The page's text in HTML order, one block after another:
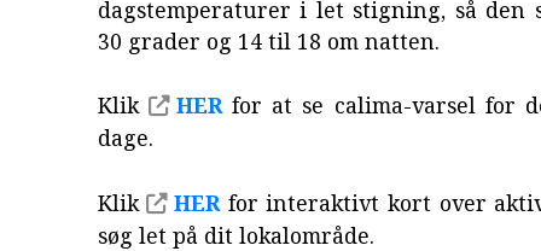
dagstemperaturer i let stigning, så den
30 grader og 14 til 18 om natten.
Klik HERfor at se calima-varsel for
dage.
Klik HER for interaktivt kort over
søg let på dit lokalområde.